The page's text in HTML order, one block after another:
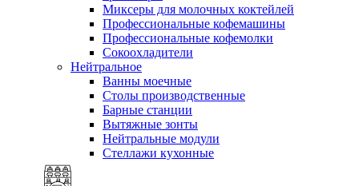
Миксеры для молочных коктейлей
Профессиональные кофемашины
Профессиональные кофемолки
Сокоохладители
Нейтральное
Ванны моечные
Столы производственные
Барные станции
Вытяжные зонты
Нейтральные модули
Стеллажи кухонные